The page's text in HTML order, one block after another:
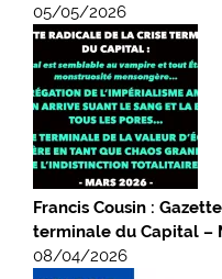
05/05/2026
Francis Cousin :
terminale du Capital –
08/04/2026